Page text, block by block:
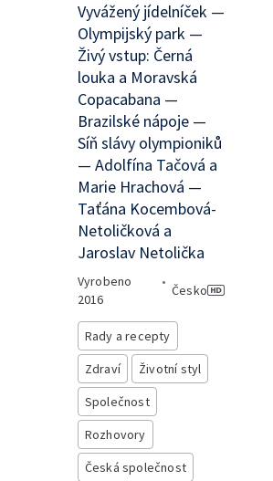
Vyvážený jídelníček —
Olympijský park —
Živý vstup: Černá
louka a Moravská
Copacabana —
Brazilské nápoje —
Síň slávy olympioniků
— Adolfína Tačová a
Marie Hrachová —
Taťána Kocembová-
Netoličková a
Jaroslav Netolička
Vyrobeno
2016
•
Česko
Rady a recepty
Zdraví
Životní styl
Společnost
Rozhovory
Česká společnost